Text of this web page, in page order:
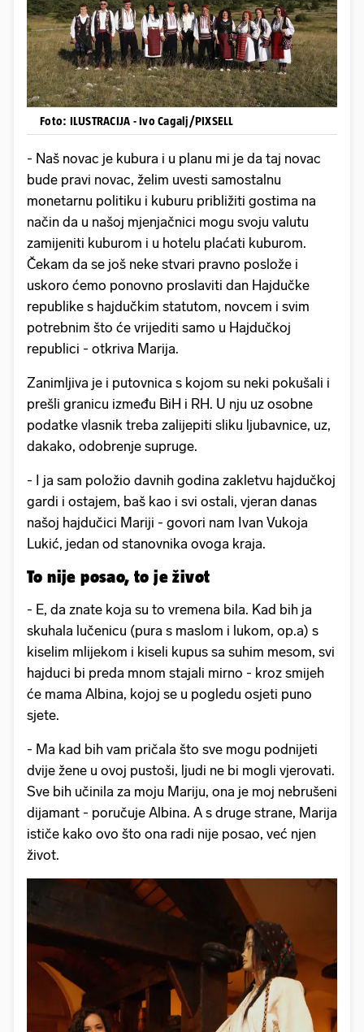
Foto: ILUSTRACIJA - Ivo Cagalj/PIXSELL
- Naš novac je kubura i u planu mi je da taj novac
bude pravi novac, želim uvesti samostalnu
monetarnu politiku i kuburu približiti gostima na
način da u našoj mjenjačnici mogu svoju valutu
zamijeniti kuburom i u hotelu plaćati kuburom.
Čekam da se još neke stvari pravno poslože i
uskoro ćemo ponovno proslaviti dan Hajdučke
republike s hajdučkim statutom, novcem i svim
potrebnim što će vrijediti samo u Hajdučkoj
republici - otkriva Marija.
Zanimljiva je i putovnica s kojom su neki pokušali i
prešli granicu između BiH i RH. U nju uz osobne
podatke vlasnik treba zalijepiti sliku ljubavnice, uz,
dakako, odobrenje supruge.
- I ja sam položio davnih godina zakletvu hajdučkoj
gardi i ostajem, baš kao i svi ostali, vjeran danas
našoj hajdučici Mariji - govori nam Ivan Vukoja
Lukić, jedan od stanovnika ovoga kraja.
To nije posao, to je život
- E, da znate koja su to vremena bila. Kad bih ja
skuhala lučenicu (pura s maslom i lukom, op.a) s
kiselim mlijekom i kiseli kupus sa suhim mesom, svi
hajduci bi preda mnom stajali mirno - kroz smijeh
će mama Albina, kojoj se u pogledu osjeti puno
sjete.
- Ma kad bih vam pričala što sve mogu podnijeti
dvije žene u ovoj pustoši, ljudi ne bi mogli vjerovati.
Sve bih učinila za moju Mariju, ona je moj nebrušeni
dijamant - poručuje Albina. A s druge strane, Marija
ističe kako ovo što ona radi nije posao, već njen
život.